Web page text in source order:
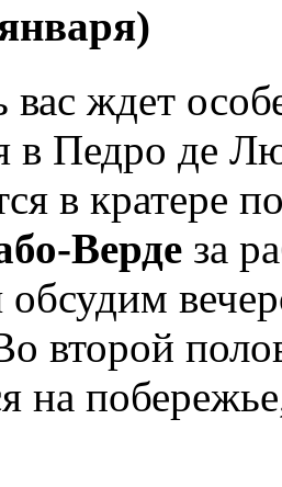
вас ждет
в Педро де
в кратере
Верде за
второй
на